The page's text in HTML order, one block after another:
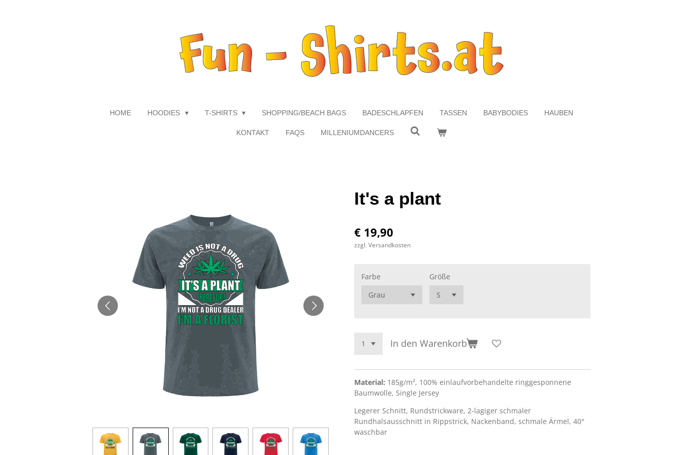
HOME HOODIES T-SHIRTS SHOPPING/BEACH BAGS BADESCHLAPFEN TASSEN BABYBODIES HAUBEN
KONTAKT FAQS MILLENIUMDANCERS
It's a plant
€ 19,90
zzgl. Versandkosten
Farbe Größe
In den Warenkorb
Material: 185g/m², 100% einlaufvorbehandelte ringgesponnene
Baumwolle, Single Jersey
Legerer Schnitt, Rundstrickware, 2-lagiger schmaler
Rundhalsausschnitt in Rippstrick, Nackenband, schmale Ärmel, 40°
waschbar